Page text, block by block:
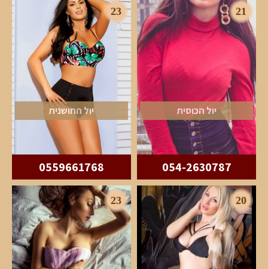
21
יול הכוסית
054-2630787
23
יול החושנית
0559661768
20
23